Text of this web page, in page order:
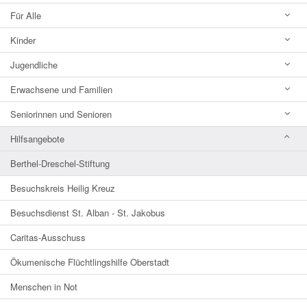
Für Alle
Kinder
Jugendliche
Erwachsene und Familien
Seniorinnen und Senioren
Hilfsangebote
Berthel-Dreschel-Stiftung
Besuchskreis Heilig Kreuz
Besuchsdienst St. Alban - St. Jakobus
Caritas-Ausschuss
Ökumenische Flüchtlingshilfe Oberstadt
Menschen in Not